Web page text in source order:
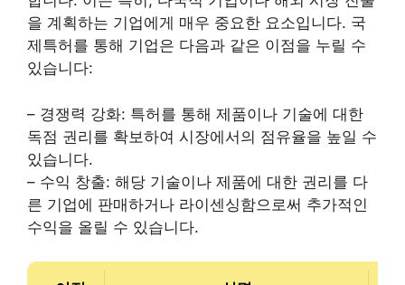
을 계획하는 기업에게 매우 중요한 요소입니다. 국
제특허를 통해 기업은 다음과 같은 이점을 누릴 수
있습니다:
– 경쟁력 강화: 특허를 통해 제품이나 기술에 대한
독점 권리를 확보하여 시장에서의 점유율을 높일 수
있습니다.
– 수익 창출: 해당 기술이나 제품에 대한 권리를 다
른 기업에 판매하거나 라이센싱함으로써 추가적인
수익을 올릴 수 있습니다.